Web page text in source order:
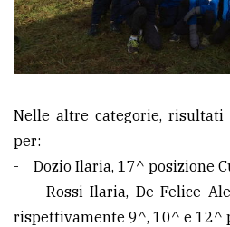
Nelle altre categorie,
per:
- Dozio Ilaria, 17^ posizione
- Rossi Ilaria, De Felice
rispettivamente 9^, 10^ e 12^